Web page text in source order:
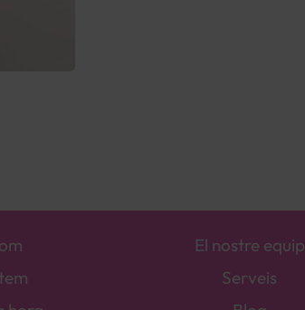
El nostre equip
Serveis